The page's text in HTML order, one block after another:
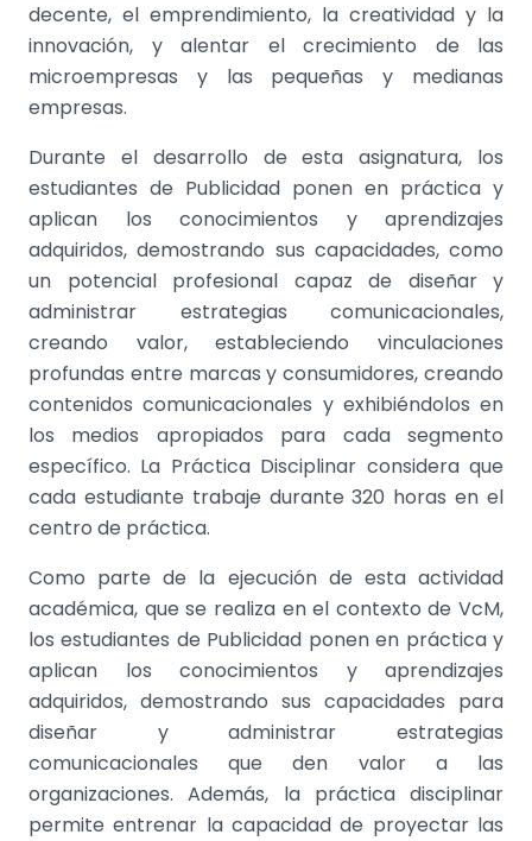
decente, el emprendimiento, la creatividad y la
innovación, y alentar el crecimiento de las
microempresas y las pequeñas y medianas
empresas.
Durante el desarrollo de esta asignatura, los
estudiantes de Publicidad ponen en práctica y
aplican los conocimientos y aprendizajes
adquiridos, demostrando sus capacidades, como
un potencial profesional capaz de diseñar y
administrar estrategias comunicacionales,
creando valor, estableciendo vinculaciones
profundas entre marcas y consumidores, creando
contenidos comunicacionales y exhibiéndolos en
los medios apropiados para cada segmento
específico. La Práctica Disciplinar considera que
cada estudiante trabaje durante 320 horas en el
centro de práctica.
Como parte de la ejecución de esta actividad
académica, que se realiza en el contexto de VcM,
los estudiantes de Publicidad ponen en práctica y
aplican los conocimientos y aprendizajes
adquiridos, demostrando sus capacidades para
diseñar y administrar estrategias
comunicacionales que den valor a las
organizaciones. Además, la práctica disciplinar
permite entrenar la capacidad de proyectar las